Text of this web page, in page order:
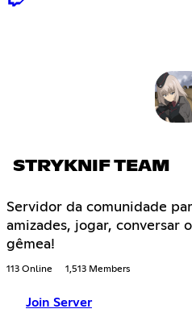
STRYKNIF TEAM
Servidor da comunidade
amizades, jogar, conversar
gêmea!
113 Online 1,513 Members
Join Server